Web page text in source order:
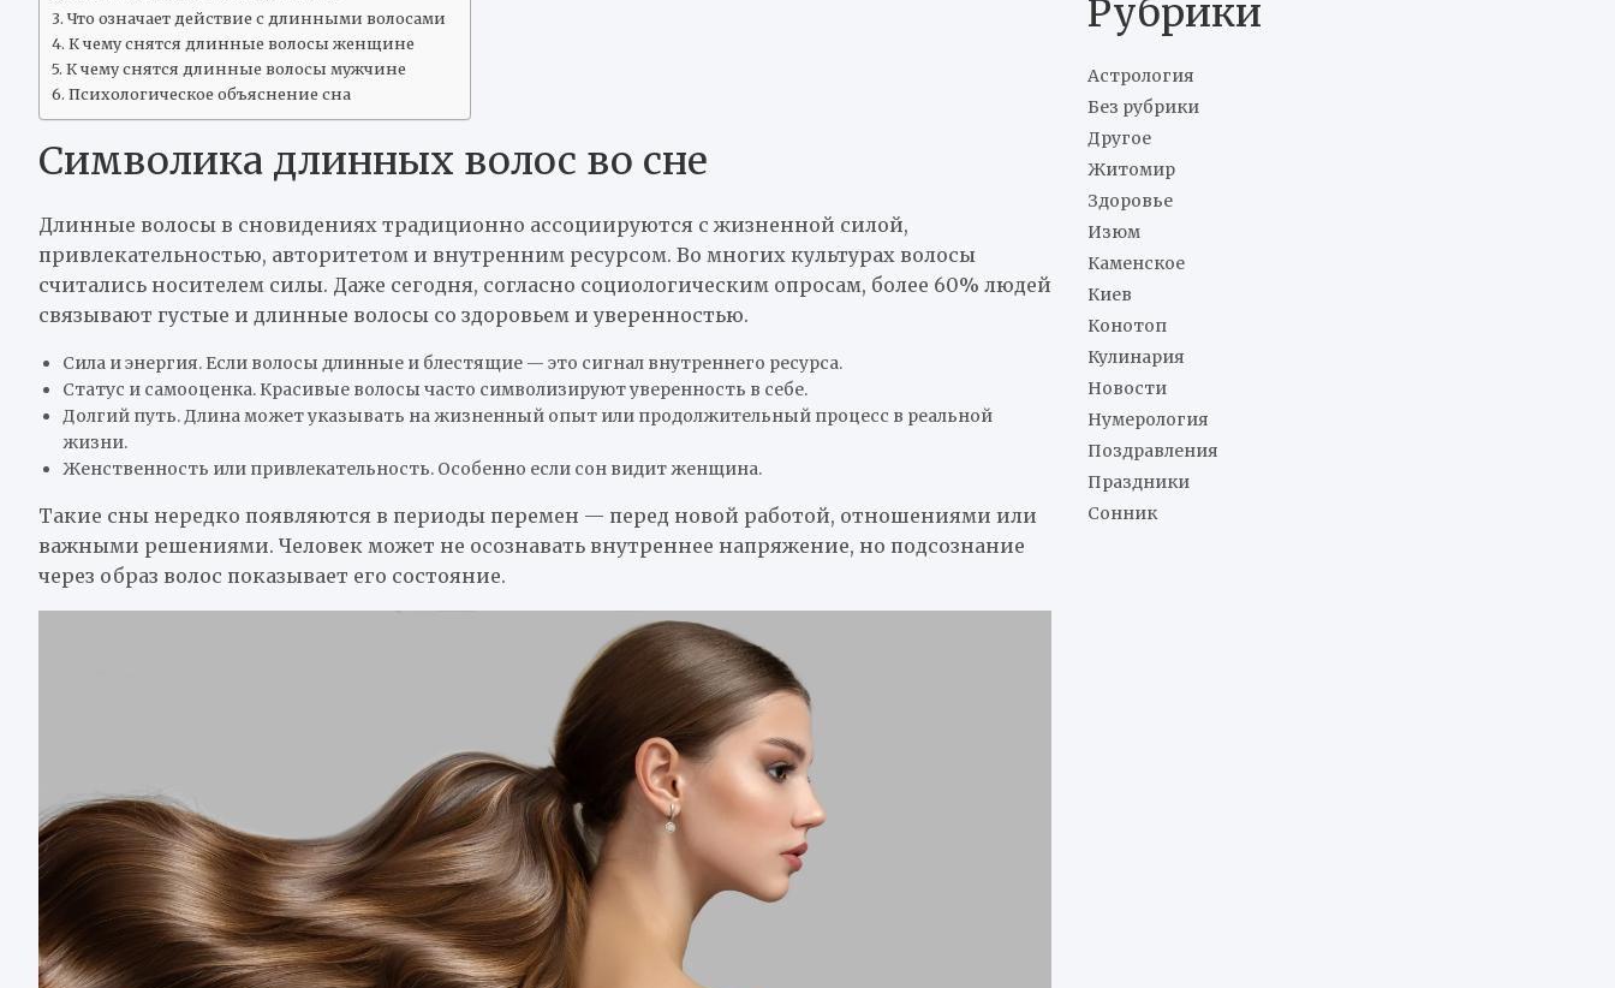
Что означает действие с длинными волосами
К чему снятся длинные волосы женщине
К чему снятся длинные волосы мужчине
Психологическое объяснение сна
Символика длинных волос во сне
Длинные волосы в сновидениях традиционно ассоциируются с жизненной силой,
привлекательностью, авторитетом и внутренним ресурсом. Во многих культурах волосы
считались носителем силы. Даже сегодня, согласно социологическим опросам, более 60% людей
связывают густые и длинные волосы со здоровьем и уверенностью.
Сила и энергия. Если волосы длинные и блестящие — это сигнал внутреннего ресурса.
Статус и самооценка. Красивые волосы часто символизируют уверенность в себе.
Долгий путь. Длина может указывать на жизненный опыт или продолжительный процесс в реальной
жизни.
Женственность или привлекательность. Особенно если сон видит женщина.
Такие сны нередко появляются в периоды перемен — перед новой работой, отношениями или
важными решениями. Человек может не осознавать внутреннее напряжение, но подсознание
через образ волос показывает его состояние.
Рубрики
Астрология
Без рубрики
Другое
Житомир
Здоровье
Изюм
Каменское
Киев
Конотоп
Кулинария
Новости
Нумерология
Поздравления
Праздники
Сонник